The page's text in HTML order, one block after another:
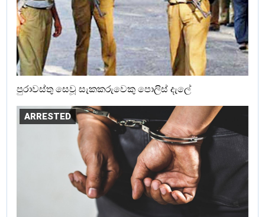
පුරාවස්තු සෙවූ සැකකරුවෙකු පොලිස් දැලේ
ARRESTED